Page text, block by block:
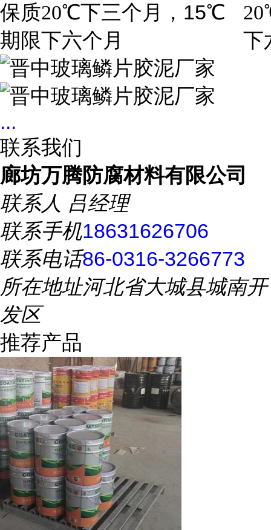
保质
期限
20℃下三个月， 15℃
下六个月
20
下
...
联系我们
廊坊万腾防腐材料有限公司
联系人 吕经理
联系手机18631626706
联系电话86-0316-3266773
所在地址河北省大城县城南开
发区
推荐产品